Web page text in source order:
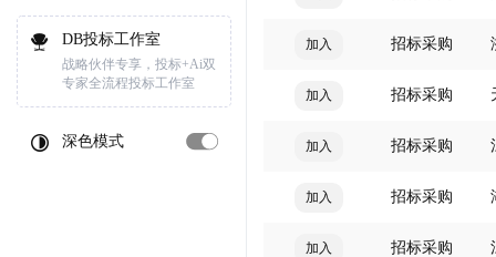
DB投标工作室
战略伙伴专享，投标+Ai双
专家全流程投标工作室
深色模式
加入 招标采购
加入 招标采购
加入 招标采购
加入 招标采购
加入 招标采购